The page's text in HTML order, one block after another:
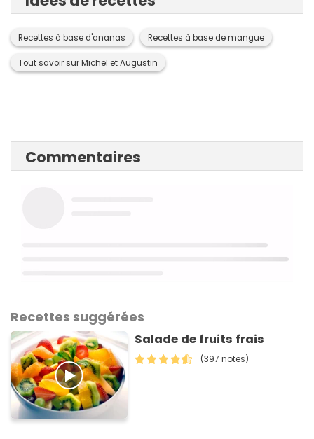
Recettes à base d'ananas Recettes à base de mangue
Tout savoir sur Michel et Augustin
Commentaires
Recettes suggérées
Salade de fruits frais
(397 notes)